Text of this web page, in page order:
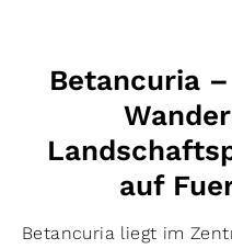
Betancuria
auf
Betancuria liegt im